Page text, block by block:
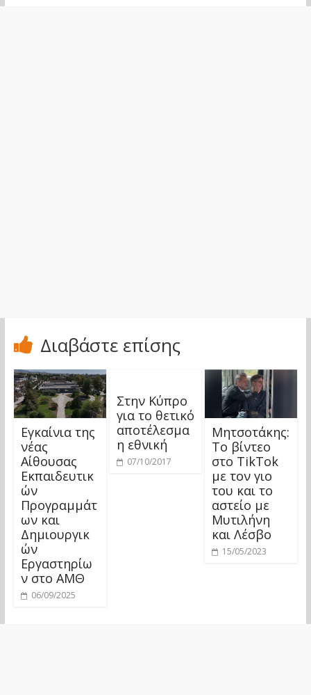
Διαβάστε επίσης
Εγκαίνια της
νέας
Αίθουσας
Εκπαιδευτικ
ών
Προγραμμάτ
ων και
Δημιουργικ
ών
Εργαστηρίω
ν στο ΑΜΘ
06/09/2025
Στην Κύπρο
για το θετικό
αποτέλεσμα
η εθνική
07/10/2017
Μητσοτάκης:
Το βίντεο
στο TikTok
με τον γιο
του και το
αστείο με
Μυτιλήνη
και Λέσβο
15/05/2023